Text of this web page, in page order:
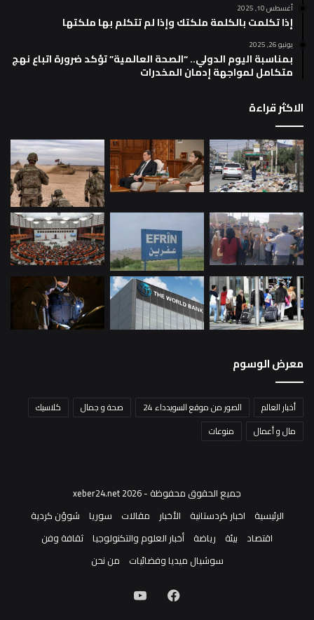
أغسطس 10, 2025
إذا تكلمت بالكلمة ملكتك وإذا لم تتكلم بها ملكتها
يونيو 26, 2025
بمناسبة اليوم الدولي.. “الصحة العالمية” تؤكد ضرورة اتباع نهج
متكامل لمواجهة إدمان المخدرات
الاكثر قراءة
معرض الوسوم
أخبار العالم الصور من موقع السويدداء 24 صحة و جمال
كلاسيك
مال و أعمال
منوعات
جميع الحقوق محفوظة - xeber24.net 2026
الرئيسية
اخبار كردستانية الأخبار مقالات سوريا
شوؤن كردية
اقتصاد
بيئة رياضة أخبار العلوم والتكنولوجيا ثقافة وفن
سوشيال ميديا وفضائيات
من نحن
فيسبوك‫YouTube